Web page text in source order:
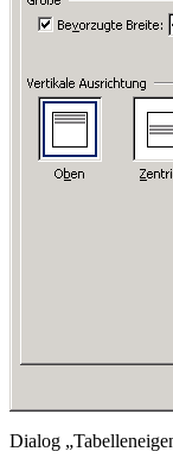
Dialog